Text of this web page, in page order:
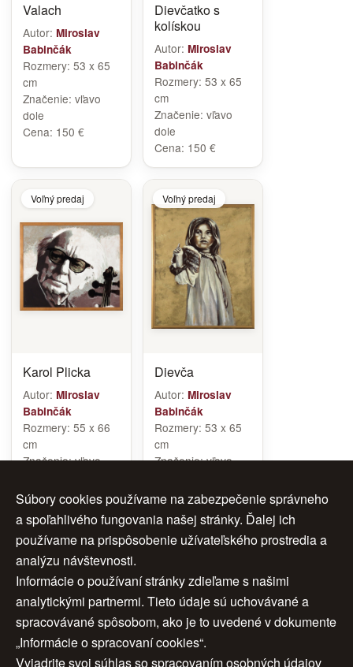
Valach
Autor: Miroslav
Babinčák
Rozmery: 53 x 65
cm
Značenie: vľavo
dole
Cena: 150 €
Dievčatko s
kolískou
Autor: Miroslav
Babinčák
Rozmery: 53 x 65
cm
Značenie: vľavo
dole
Cena: 150 €
Voľný predaj
Karol Plicka
Autor: Miroslav
Babinčák
Rozmery: 55 x 66
cm
Značenie:vľavo
Cena:150 €
Voľný predaj
Dievča
Autor: Miroslav
Babinčák
Rozmery: 53 x 65
cm
Značenie:vľavo
Cena: 150 €
>>
Súbory cookies používame na zabezpečenie správneho
a spoľahlivého fungovania našej stránky. Ďalej ich
používame na prispôsobenie užívateľského prostredia a
analýzu návštevnosti.
Informácie o používaní stránky zdieľame s našimi
analytickými partnermi. Tieto údaje sú uchovávané a
spracovávané spôsobom, ako je to uvedené v dokumente
„Informácie o spracovaní cookies“.
Vyjadrite svoj súhlas so spracovaním osobných údajov